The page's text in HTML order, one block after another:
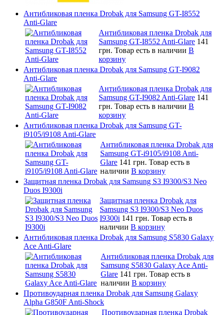
Антибликовая пленка Drobak для Samsung GT-I8552
Anti-Glare
Антибликовая пленка Drobak для
Samsung GT-I8552 Anti-Glare 141
грн. Товар есть в наличии В
корзину
Антибликовая пленка Drobak для Samsung GT-I9082
Anti-Glare
Антибликовая пленка Drobak для
Samsung GT-I9082 Anti-Glare 141
грн. Товар есть в наличии В
корзину
Антибликовая пленка Drobak для Samsung GT-
i9105/i9108 Anti-Glare
Антибликовая пленка Drobak для
Samsung GT-i9105/i9108 Anti-
Glare 141 грн. Товар есть в
наличии В корзину
Защитная пленка Drobak для Samsung S3 I9300/S3 Neo
Duos I9300i
Защитная пленка Drobak для
Samsung S3 I9300/S3 Neo Duos
I9300i 141 грн. Товар есть в
наличии В корзину
Антибликовая пленка Drobak для Samsung S5830 Galaxy
Ace Anti-Glare
Антибликовая пленка Drobak для
Samsung S5830 Galaxy Ace Anti-
Glare 141 грн. Товар есть в
наличии В корзину
Противоударная пленка Drobak для Samsung Galaxy
Alpha G850F Anti-Shock
Противоударная пленка Drobak